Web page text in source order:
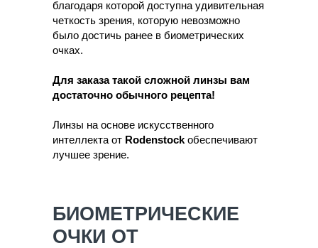
благодаря которой доступна удивительная
четкость зрения, которую невозможно
было достичь ранее в биометрических
очках.
Для заказа такой сложной линзы вам
достаточно обычного рецепта!
Линзы на основе искусственного
интеллекта от Rodenstock обеспечивают
лучшее зрение.
БИОМЕТРИЧЕСКИЕ
ОЧКИ ОТ